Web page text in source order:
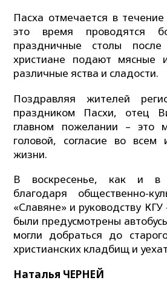
Пасха отмечается в
это время проводятся
праздничные столы
христиане подают мясные
различные яства и сладости.
Поздравляя жителей
праздником Пасхи, отец
главном пожелании – это
головой, согласие во всем
жизни.
В воскресенье, как и в
благодаря общественно-
«Славяне» и руководству КГУ
были предусмотрены
могли добраться до
христианских кладбищ и
Наталья ЧЕРНЕЙ